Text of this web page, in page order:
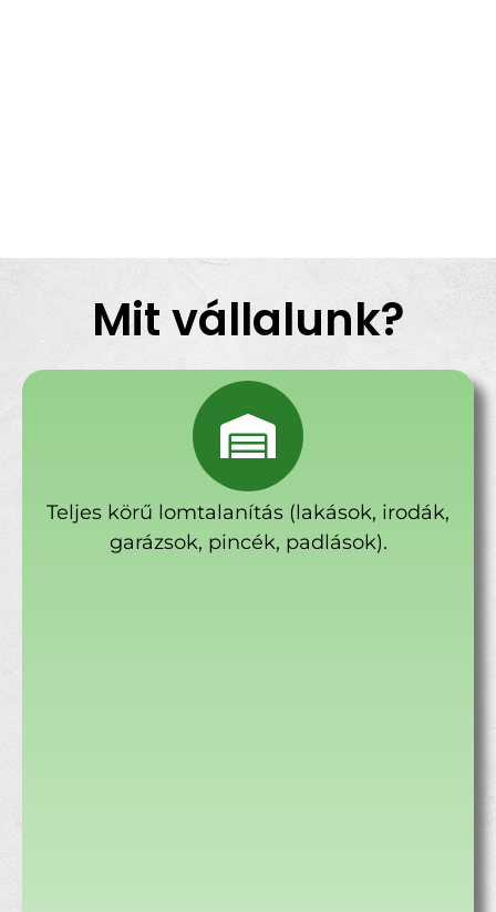
Mit vállalunk?
Teljes körű lomtalanítás (lakások, irodák,
garázsok, pincék, padlások).